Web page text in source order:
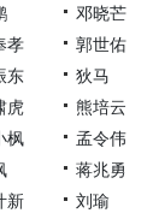
邓晓芒
孝
郭世佑
东
狄马
虎
熊培云
枫
孟令伟
蒋兆勇
新
刘瑜